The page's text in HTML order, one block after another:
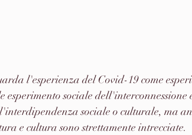
l'esperienza del Covid-19 come
esperimento sociale
sociale o culturale, ma
e cultura sono strettamente intrecciate.